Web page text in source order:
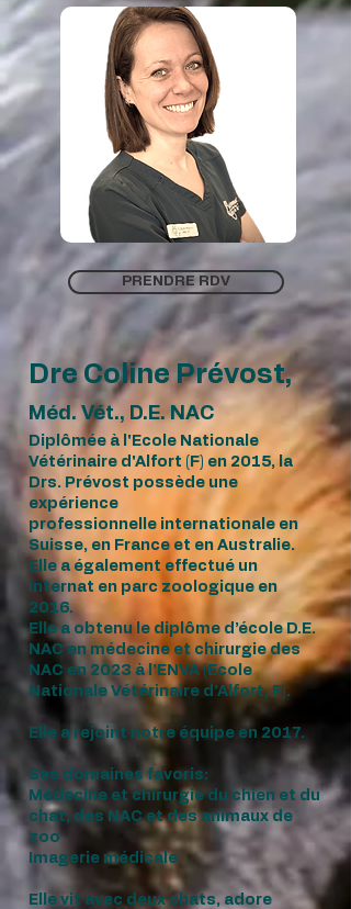
PRENDRE RDV
Dre Coline Prévost,
Méd. Vét., D.E. NAC
Diplômée à l'Ecole Nationale
Vétérinaire d'Alfort (F) en 2015, la
Drs. Prévost possède une
expérience
professionnelle internationale en
Suisse, en France et en Australie.
Elle a également effectué un
internat en parc zoologique en
2016.
E lle a obtenu le diplôme d’école D.E.
NAC en médecine et chirurgie des
NAC en 2023 à l’ENVA (Ecole
Nationale Vétérinaire d’Alfort, F).
Elle a rejoint notre équipe en ​2017.
Ses domaines favoris:
Médecine et chirurgie du chien et du
chat, des NAC et des animaux de
zoo
Imagerie médicale
Elle vit avec deux chats, adore